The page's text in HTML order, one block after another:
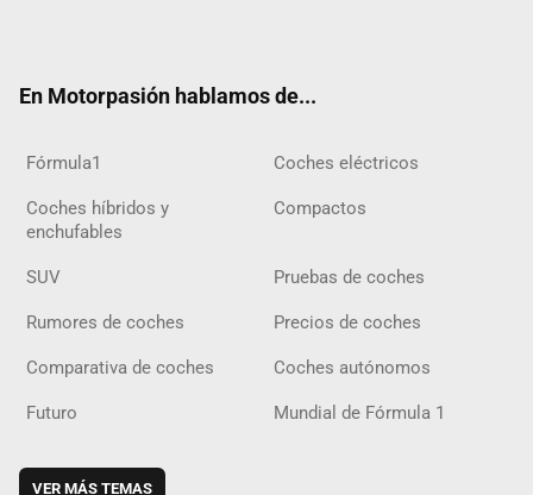
En Motorpasión hablamos de...
Fórmula1 Coches eléctricos
Coches híbridos y
enchufables
Compactos
SUV Pruebas de coches
Rumores de coches Precios de coches
Comparativa de coches Coches autónomos
Futuro Mundial de Fórmula 1
VER MÁS TEMAS